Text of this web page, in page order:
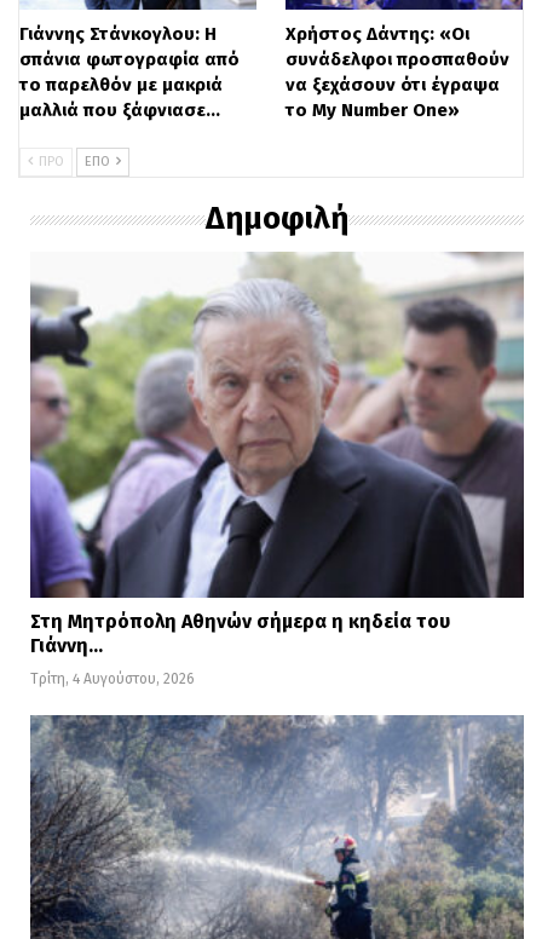
Γιάννης Στάνκογλου: Η
σπάνια φωτογραφία από
το παρελθόν με μακριά
μαλλιά που ξάφνιασε…
Χρήστος Δάντης: «Οι
συνάδελφοι προσπαθούν
να ξεχάσουν ότι έγραψα
το My Number One»
ΠΡΟ ΕΠΌ
Δημοφιλή
Στη Μητρόπολη Αθηνών σήμερα η κηδεία του
Γιάννη…
Τρίτη, 4 Αυγούστου, 2026